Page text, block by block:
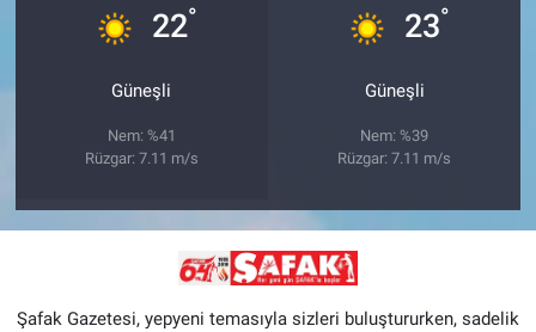
22°
Güneşli
Nem: %41
Rüzgar: 7.11 m/s
23°
Güneşli
Nem: %39
Rüzgar: 7.11 m/s
Şafak Gazetesi, yepyeni temasıyla sizleri buluştururken, sadelik